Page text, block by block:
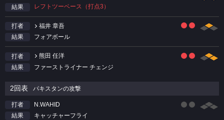
結果
レフトツーベース（打点3）
打者
福井 章吾
結果
フォアボール
打者
熊田 任洋
結果
ファーストライナー チェンジ
2回表 パキスタンの攻撃
打者
N.WAHID
結果
キャッチャーフライ